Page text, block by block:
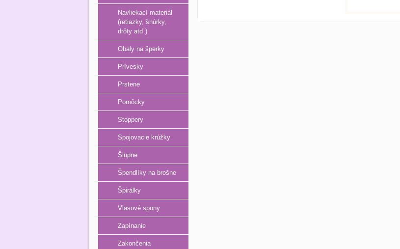
Navliekací materiál
(retiazky, šnúrky,
drôty atď.)
Obaly na šperky
Prívesky
Prstene
Pomôcky
Stoppery
Spojovacie krúžky
Šlupne
Špendlíky na brošne
Špirálky
Vlasové spony
Zapínanie
Zakončenia